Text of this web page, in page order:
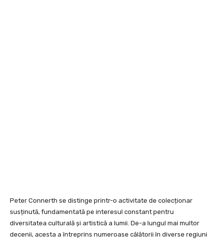
Peter Connerth se distinge printr-o activitate de colecționar
susținută, fundamentată pe interesul constant pentru
diversitatea culturală și artistică a lumii. De-a lungul mai multor
decenii, acesta a întreprins numeroase călătorii în diverse regiuni